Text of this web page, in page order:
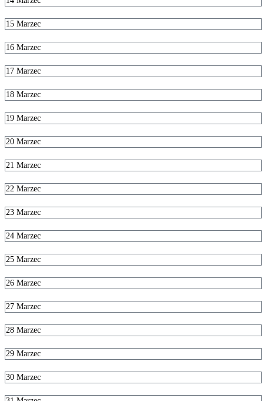
15 Marzec
16 Marzec
17 Marzec
18 Marzec
19 Marzec
20 Marzec
21 Marzec
22 Marzec
23 Marzec
24 Marzec
25 Marzec
26 Marzec
27 Marzec
28 Marzec
29 Marzec
30 Marzec